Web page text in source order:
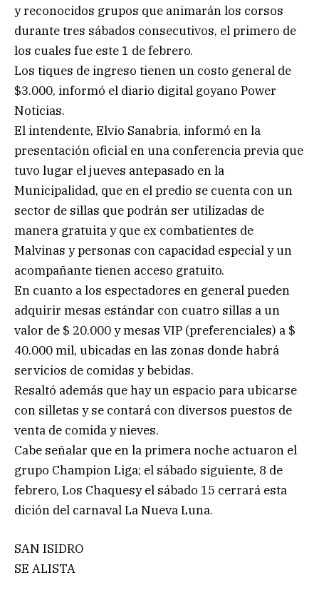
y reconocidos grupos que animarán los corsos
durante tres sábados consecutivos, el primero de
los cuales fue este 1 de febrero.
Los tiques de ingreso tienen un costo general de
$3.000, informó el diario digital goyano Power
Noticias.
El intendente, Elvio Sanabria, informó en la
presentación oficial en una conferencia previa que
tuvo lugar el jueves antepasado en la
Municipalidad, que en el predio se cuenta con un
sector de sillas que podrán ser utilizadas de
manera gratuita y que ex combatientes de
Malvinas y personas con capacidad especial y un
acompañante tienen acceso gratuito.
En cuanto a los espectadores en general pueden
adquirir mesas estándar con cuatro sillas a un
valor de $ 20.000 y mesas VIP (preferenciales) a $
40.000 mil, ubicadas en las zonas donde habrá
servicios de comidas y bebidas.
Resaltó además que hay un espacio para ubicarse
con silletas y se contará con diversos puestos de
venta de comida y nieves.
Cabe señalar que en la primera noche actuaron el
grupo Champion Liga; el sábado siguiente, 8 de
febrero, Los Chaquesy el sábado 15 cerrará esta
dición del carnaval La Nueva Luna.
SAN ISIDRO
SE ALISTA